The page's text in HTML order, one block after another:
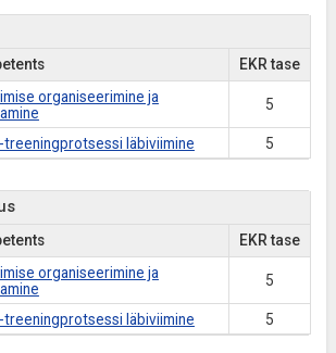
EKR tase
organiseerimine ja
5
treeningprotsessi läbiviimine 5
EKR tase
organiseerimine ja
5
treeningprotsessi läbiviimine 5